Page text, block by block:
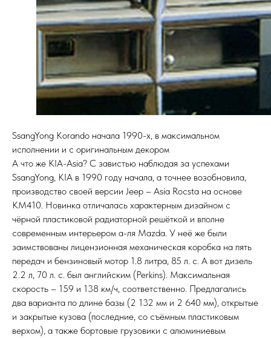
SsangYong Korando начала 1990-х, в максимальном
исполнении и с оригинальным декором
А что же KIA-Asia? С завистью наблюдая за успехами
SsangYong, KIA в 1990 году начала, а точнее возобновила,
производство своей версии Jeep – Asia Rocsta на основе
KM410. Новинка отличалась характерным дизайном с
чёрной пластиковой радиаторной решёткой и вполне
современным интерьером а-ля Mazda. У неё же были
заимствованы лицензионная механическая коробка на пять
передач и бензиновый мотор 1.8 литра, 85 л. с. А вот дизель
2.2 л, 70 л. с. был английским (Perkins). Максимальная
скорость – 159 и 138 км/ч, соответственно. Предлагались
два варианта по длине базы (2 132 мм и 2 640 мм), открытые
и закрытые кузова (последние, со съёмным пластиковым
верхом), а также бортовые грузовики с алюминиевым